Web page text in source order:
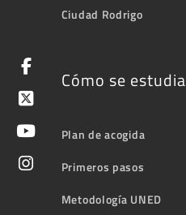
Ciudad Rodrigo
Cómo se estudia
Plan de acogida
Primeros pasos
Metodología UNED